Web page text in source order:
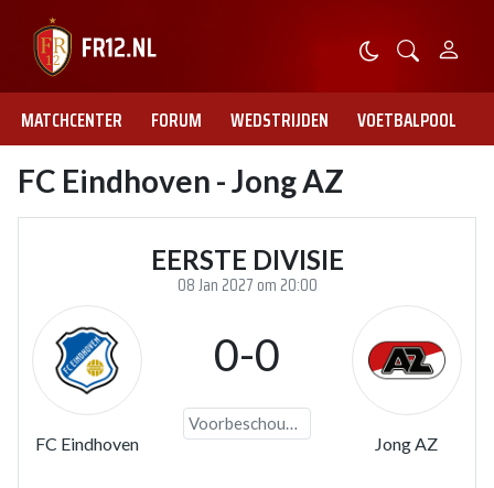
MATCHCENTER FORUM WEDSTRIJDEN VOETBALPOOL
FC Eindhoven - Jong AZ
EERSTE DIVISIE
08 Jan 2027 om 20:00
FC Eindhoven
0-0
Voorbeschouwing
Jong AZ